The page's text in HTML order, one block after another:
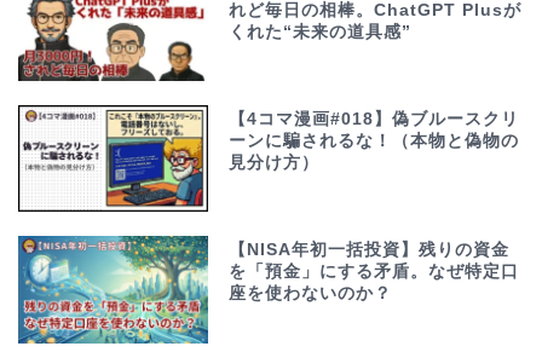
れど毎日の相棒。ChatGPT Plusが
くれた“未来の道具感”
【4コマ漫画#018】偽ブルースクリ
ーンに騙されるな！（本物と偽物の
見分け方）
【NISA年初一括投資】残りの資金
を「預金」にする矛盾。なぜ特定口
座を使わないのか？